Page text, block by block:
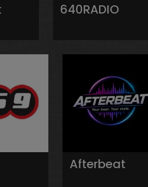
640RADIO
Afterbeat